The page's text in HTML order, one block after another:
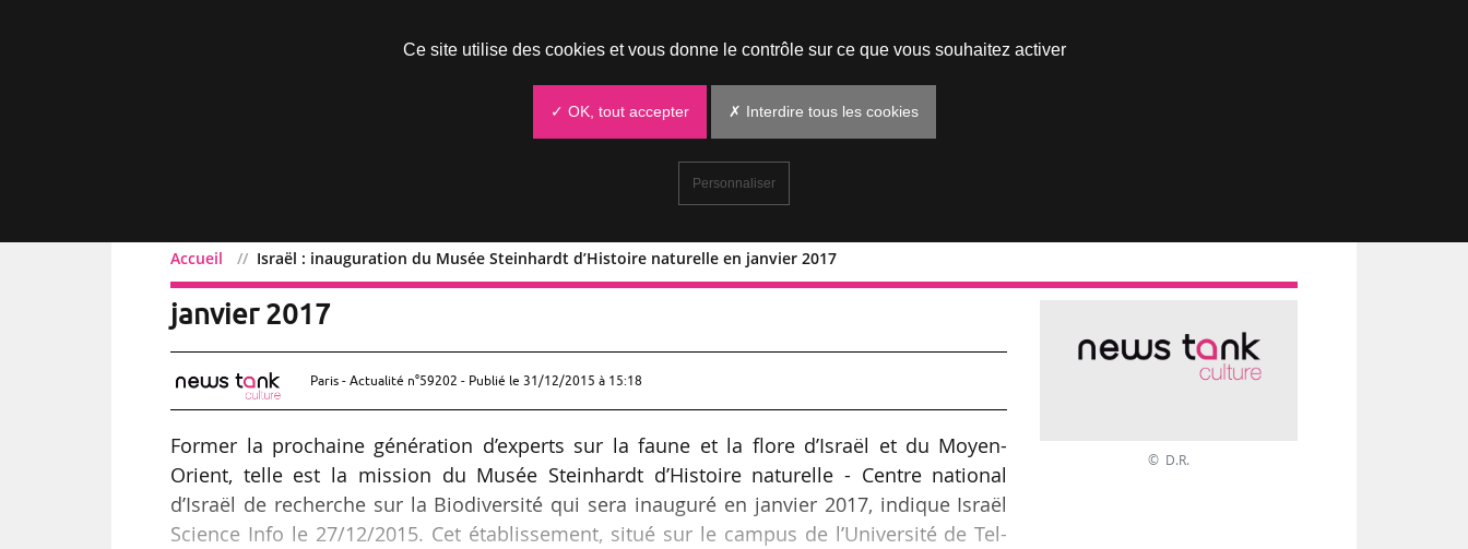
Accueil Israël : inauguration du Musée Steinhardt d’Histoire naturelle en janvier 2017
Israël : inauguration du Musée Steinhardt d’Histoire naturelle en
janvier 2017
Paris - Actualité n°59202 - Publié le 31/12/2015 à 15:18
Former la prochaine génération d’experts sur la faune et la flore d’Israël et du Moyen-
Orient, telle est la mission du Musée Steinhardt d’Histoire naturelle - Centre national
d’Israël de recherche sur la Biodiversité qui sera inauguré en janvier 2017, indique Israël
Science Info le 27/12/2015. Cet établissement, situé sur le campus de l’Université de Tel-
© D.R.
Ce site utilise des cookies et vous donne le contrôle sur ce que vous souhaitez activer
✓ OK, tout accepter ✗ Interdire tous les cookies
Personnaliser